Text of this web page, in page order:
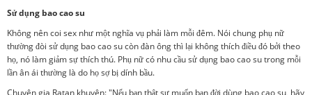
Sử dụng bao cao su
Không nên coi sex như một nghĩa vụ phải làm mỗi đêm. Nói chung phụ nữ
thường đòi sử dụng bao cao su còn đàn ông thì lại không thích điều đó bởi theo
họ, nó làm giảm sự thích thú. Phụ nữ có nhu cầu sử dụng bao cao su trong mỗi
lần ân ái thường là do họ sợ bị dính bầu.
Chuyên gia Ratan khuyên: "Nếu bạn thật sự muốn bạn đời dùng bao cao su, hãy